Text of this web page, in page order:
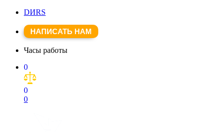
DИRS
НАПИСАТЬ НАМ
Часы работы
0
0
0